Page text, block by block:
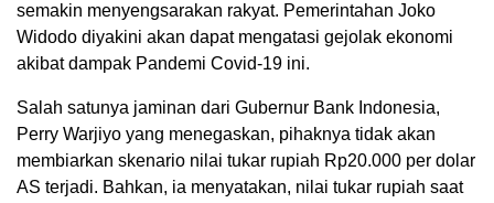
semakin menyengsarakan rakyat. Pemerintahan Joko
Widodo diyakini akan dapat mengatasi gejolak ekonomi
akibat dampak Pandemi Covid-19 ini.
Salah satunya jaminan dari Gubernur Bank Indonesia,
Perry Warjiyo yang menegaskan, pihaknya tidak akan
membiarkan skenario nilai tukar rupiah Rp20.000 per dolar
AS terjadi. Bahkan, ia menyatakan, nilai tukar rupiah saat